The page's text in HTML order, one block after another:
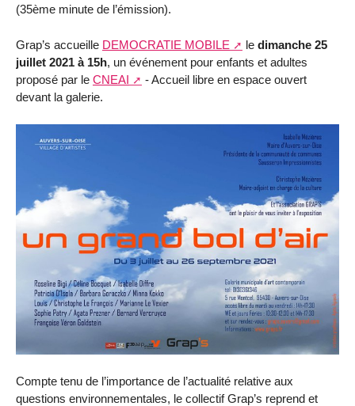
(35ème minute de l’émission).
Grap’s accueille DEMOCRATIE MOBILE le dimanche 25
juillet 2021 à 15h, un événement pour enfants et adultes
proposé par le CNEAI
- Accueil libre en espace ouvert
devant la galerie.
Compte tenu de l’importance de l’actualité relative aux
questions environnementales, le collectif Grap’s reprend et